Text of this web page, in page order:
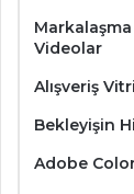
Videolar
Alışveriş
Bekleyişin
Adobe